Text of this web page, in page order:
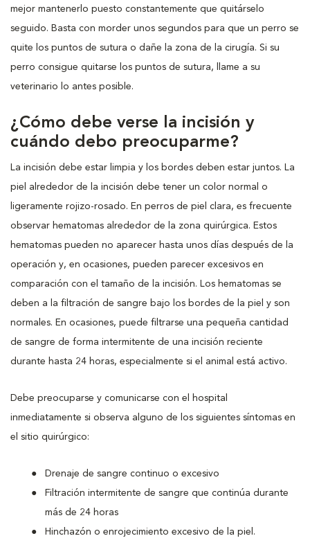
mejor mantenerlo puesto constantemente que quitárselo
seguido. Basta con morder unos segundos para que un perro se
quite los puntos de sutura o dañe la zona de la cirugía. Si su
perro consigue quitarse los puntos de sutura, llame a su
veterinario lo antes posible.
¿Cómo debe verse la incisión y
cuándo debo preocuparme?
La incisión debe estar limpia y los bordes deben estar juntos. La
piel alrededor de la incisión debe tener un color normal o
ligeramente rojizo-rosado. En perros de piel clara, es frecuente
observar hematomas alrededor de la zona quirúrgica. Estos
hematomas pueden no aparecer hasta unos días después de la
operación y, en ocasiones, pueden parecer excesivos en
comparación con el tamaño de la incisión. Los hematomas se
deben a la filtración de sangre bajo los bordes de la piel y son
normales. En ocasiones, puede filtrarse una pequeña cantidad
de sangre de forma intermitente de una incisión reciente
durante hasta 24 horas, especialmente si el animal está activo.
Debe preocuparse y comunicarse con el hospital
inmediatamente si observa alguno de los siguientes síntomas en
el sitio quirúrgico:
Drenaje de sangre continuo o excesivo
Filtración intermitente de sangre que continúa durante
más de 24 horas
Hinchazón o enrojecimiento excesivo de la piel.